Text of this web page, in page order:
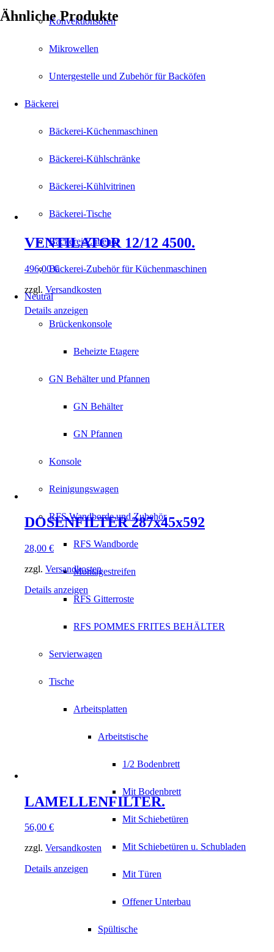
Konvektionsöfen
Mikrowellen
Untergestelle und Zubehör für Backöfen
Bäckerei
Bäckerei-Küchenmaschinen
Bäckerei-Kühlschränke
Bäckerei-Kühlvitrinen
Bäckerei-Tische
Bäckerei-Zubehör
Bäckerei-Zubehör für Küchenmaschinen
Neutral
Brückenkonsole
Beheizte Etagere
GN Behälter und Pfannen
GN Behälter
GN Pfannen
Konsole
Reinigungswagen
RFS Wandborde und Zubehör
RFS Wandborde
Montagestreifen
RFS Gitterroste
RFS POMMES FRITES BEHÄLTER
Servierwagen
Tische
Arbeitsplatten
Arbeitstische
1/2 Bodenbrett
Mit Bodenbrett
Mit Schiebetüren
Mit Schiebetüren u. Schubladen
Mit Türen
Offener Unterbau
Spültische
Ähnliche Produkte
VENTILATOR 12/12 4500.
496,00€
zzgl. Versandkosten
Details anzeigen
DOSENFILTER 287x45x592
28,00 €
zzgl. Versandkosten
Details anzeigen
LAMELLENFILTER.
56,00 €
zzgl. Versandkosten
Details anzeigen